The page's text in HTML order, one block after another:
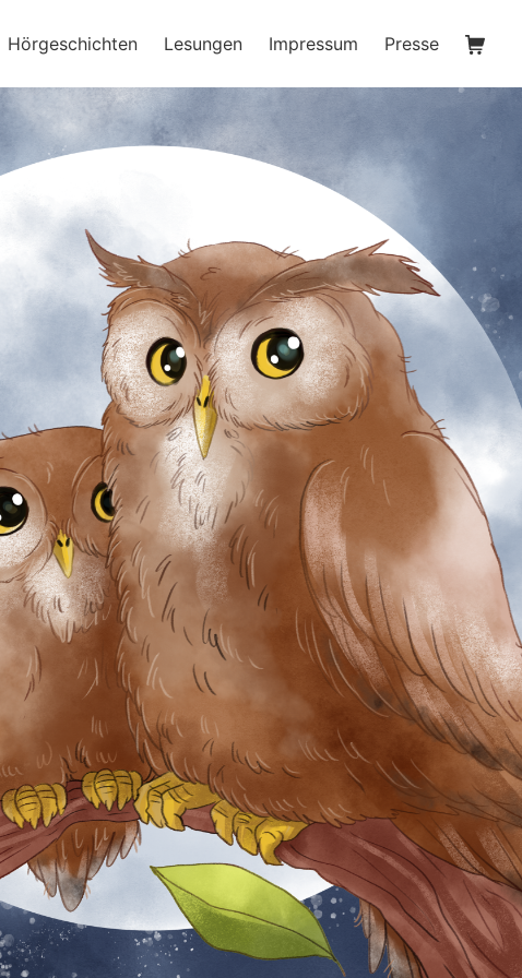
Hörgeschichten Lesungen Impressum Presse